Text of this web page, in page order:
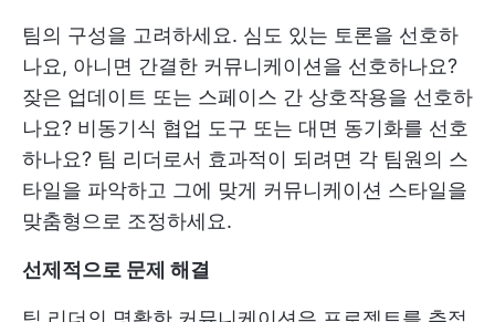
팀의 구성을 고려하세요. 심도 있는 토론을 선호하
나요, 아니면 간결한 커뮤니케이션을 선호하나요?
잦은 업데이트 또는 스페이스 간 상호작용을 선호하
나요? 비동기식 협업 도구 또는 대면 동기화를 선호
하나요? 팀 리더로서 효과적이 되려면 각 팀원의 스
타일을 파악하고 그에 맞게 커뮤니케이션 스타일을
맞춤형으로 조정하세요.
선제적으로 문제 해결